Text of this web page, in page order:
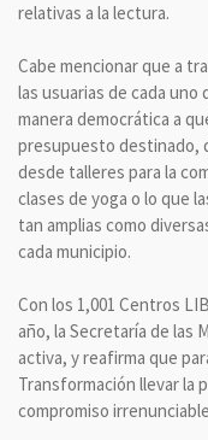
relativas a la lectura.
Cabe mencionar que a
las usuarias de cada
manera democrática a
presupuesto destinado,
desde talleres para la
clases de yoga o lo que
tan amplias como
cada municipio.
Con los 1,001 Centros
año, la Secretaría de las
activa, y reafirma que
Transformación llevar la
compromiso